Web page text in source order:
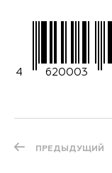
4 620003
ПРЕДЫДУЩИЙ